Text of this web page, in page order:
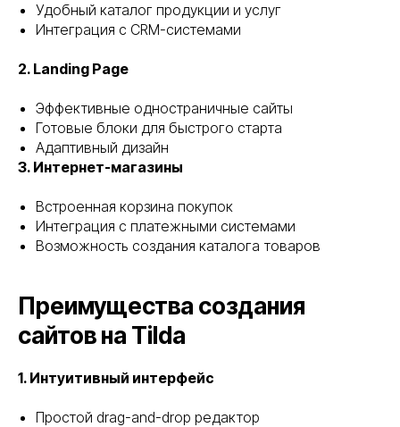
Удобный каталог продукции и услуг
Интеграция с CRM-системами
2. Landing Page
Эффективные одностраничные сайты
Готовые блоки для быстрого старта
Адаптивный дизайн
3. Интернет-магазины
Встроенная корзина покупок
Интеграция с платежными системами
Возможность создания каталога товаров
Преимущества создания
сайтов на Tilda
1. Интуитивный интерфейс
Простой drag-and-drop редактор